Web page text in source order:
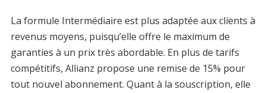
La formule Intermédiaire est plus adaptée aux clients à
revenus moyens, puisqu’elle offre le maximum de
garanties à un prix très abordable. En plus de tarifs
compétitifs, Allianz propose une remise de 15% pour
tout nouvel abonnement. Quant à la souscription, elle